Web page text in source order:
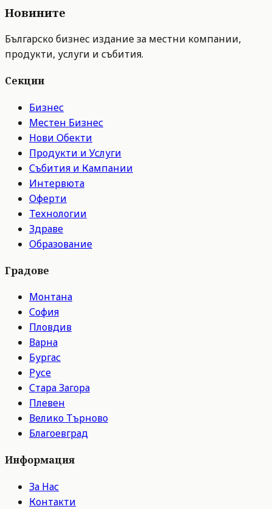
Новините
Българско бизнес издание за местни компании,
продукти, услуги и събития.
Секции
Бизнес
Местен Бизнес
Нови Обекти
Продукти и Услуги
Събития и Кампании
Интервюта
Оферти
Технологии
Здраве
Образование
Градове
Монтана
София
Пловдив
Варна
Бургас
Русе
Стара Загора
Плевен
Велико Търново
Благоевград
Информация
За Нас
Контакти